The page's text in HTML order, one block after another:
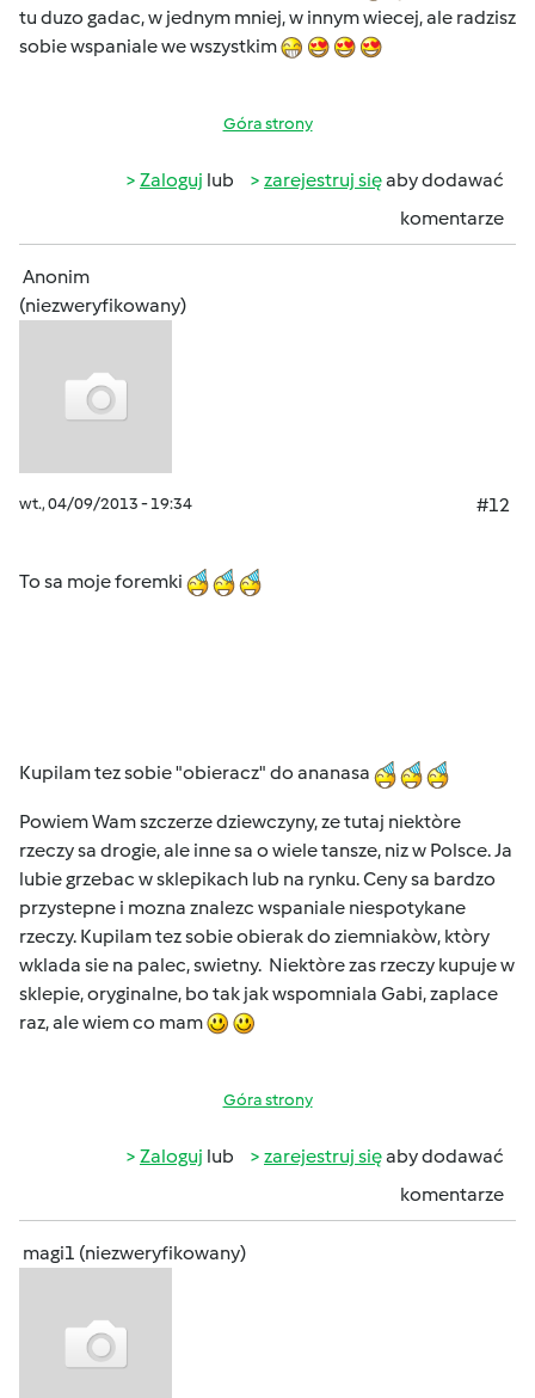
tu duzo gadac, w jednym mniej, w innym wiecej, ale radzisz
sobie wspaniale we wszystkim
Góra strony
Zaloguj lub zarejestruj sięaby dodawać
komentarze
Anonim
(niezweryfikowany)
wt., 04/09/2013 - 19:34 #12
To sa moje foremki
Kupilam tez sobie "obieracz" do ananasa
Powiem Wam szczerze dziewczyny, ze tutaj niektòre
rzeczy sa drogie, ale inne sa o wiele tansze, niz w Polsce. Ja
lubie grzebac w sklepikach lub na rynku. Ceny sa bardzo
przystepne i mozna znalezc wspaniale niespotykane
rzeczy. Kupilam tez sobie obierak do ziemniakòw, ktòry
wklada sie na palec, swietny. Niektòre zas rzeczy kupuje w
sklepie, oryginalne, bo tak jak wspomniala Gabi, zaplace
raz, ale wiem co mam
Góra strony
Zaloguj lub zarejestruj sięaby dodawać
komentarze
magi1 (niezweryfikowany)